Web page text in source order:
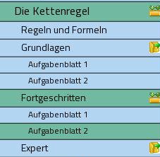
Die Kettenregel
Regeln und Formeln
Grundlagen
Aufgabenblatt 1
Aufgabenblatt 2
Fortgeschritten
Aufgabenblatt 1
Aufgabenblatt 2
Expert